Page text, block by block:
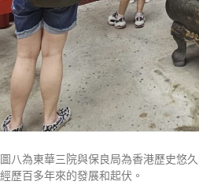
圖八為東華三院與保良局為香港歷史悠
經歷百多年來的發展和起伏。